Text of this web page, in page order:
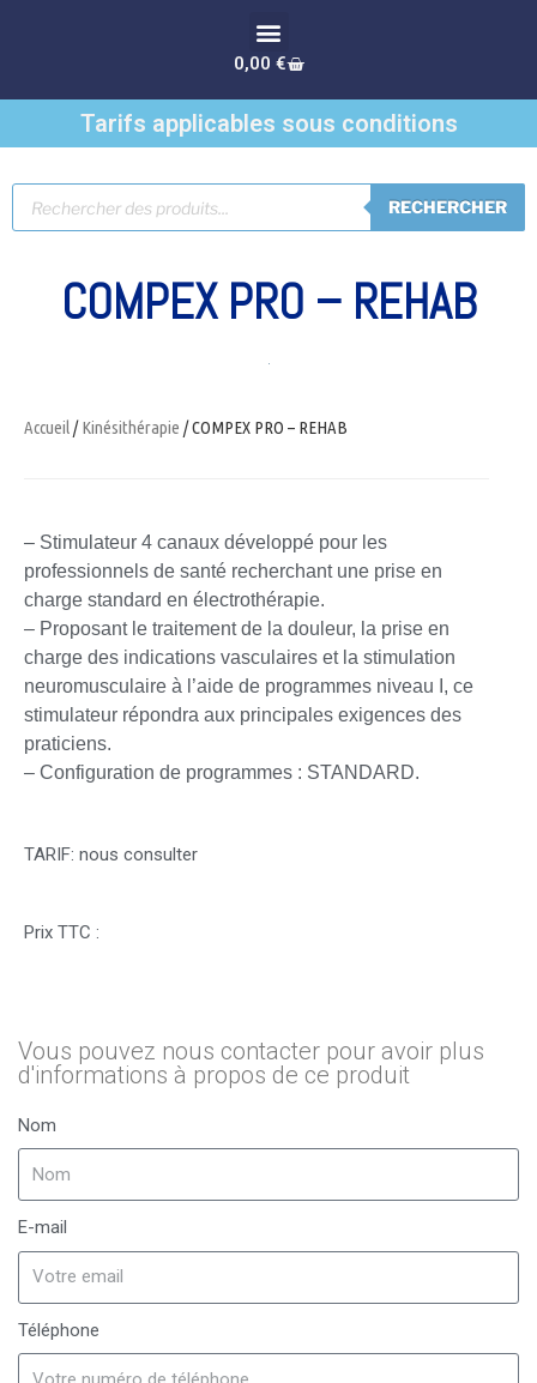
0,00 €
Tarifs applicables sous conditions
RECHERCHER
COMPEX PRO – REHAB
Accueil/Kinésithérapie / COMPEX PRO – REHAB
– Stimulateur 4 canaux développé pour les
professionnels de santé recherchant une prise en
charge standard en électrothérapie.
– Proposant le traitement de la douleur, la prise en
charge des indications vasculaires et la stimulation
neuromusculaire à l’aide de programmes niveau I, ce
stimulateur répondra aux principales exigences des
praticiens.
– Configuration de programmes : STANDARD.
TARIF: nous consulter
Prix TTC :
Vous pouvez nous contacter pour avoir plus
d'informations à propos de ce produit
Nom
E-mail
Téléphone